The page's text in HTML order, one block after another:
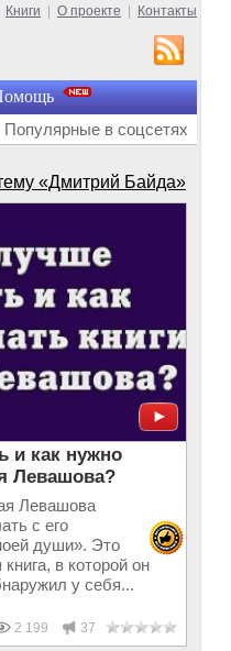
Книги О проекте Контакты
Популярные в соцсетях
«Дмитрий Байда»
и как нужно
Левашова?
Левашова
с его
души». Это
в которой он
у себя...
2 199 37